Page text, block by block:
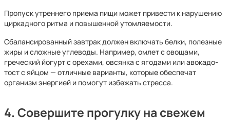
Пропуск утреннего приема пищи может привести к нарушению
циркадного ритма и повышенной утомляемости.
Сбалансированный завтрак должен включать белки, полезные
жиры и сложные углеводы. Например, омлет с овощами,
греческий йогурт с орехами, овсянка с ягодами или авокадо-
тост с яйцом — отличные варианты, которые обеспечат
организм энергией и помогут избежать стресса.
4. Совершите прогулку на свежем